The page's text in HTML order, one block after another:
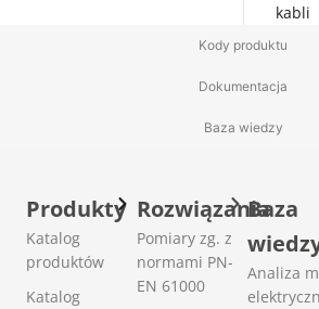
Kody produktu
Dokumentacja
Baza wiedzy
kabli
Produkty
Katalog
produktów
Katalog
Rozwiązania
Pomiary zg. z
normami PN-
EN 61000
Baza
Analiza